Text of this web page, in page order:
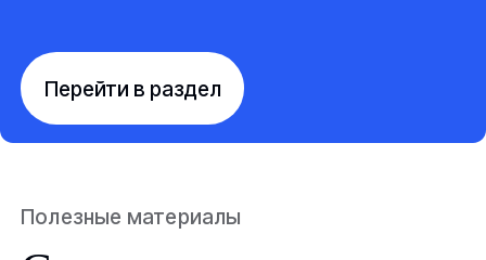
Перейти в раздел
Полезные материалы